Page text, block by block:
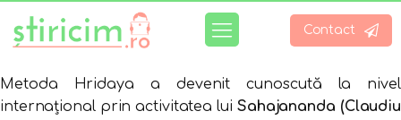
Contact
Metoda Hridaya a devenit cunoscută la nivel
internațional prin activitatea lui Sahajananda (Claudiu